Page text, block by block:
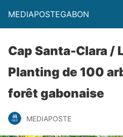
MEDIAPOSTEGABON
Cap Santa-Clara /
Planting de 100
forêt gabonaise
MEDIAPOSTE